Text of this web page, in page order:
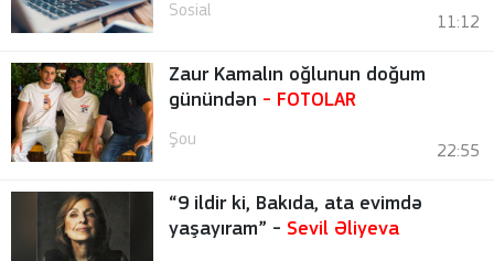
Sosial
11:12
Zaur Kamalın oğlunun doğum
günündən - FOTOLAR
Şou
22:55
“9 ildir ki, Bakıda, ata evimdə
yaşayıram” - Sevil Əliyeva